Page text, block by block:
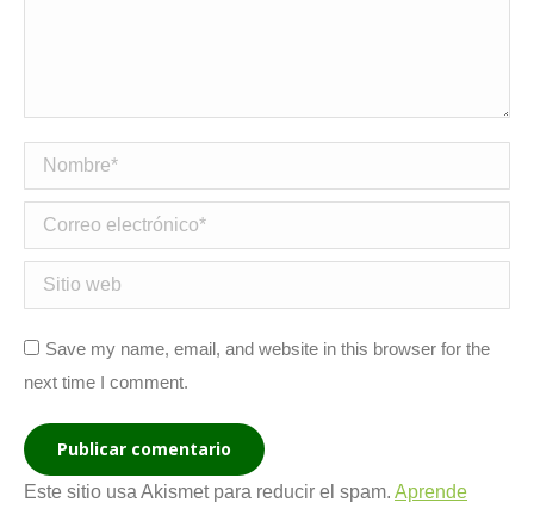
Nombre *
Correo electrónico *
Sitio web
Save my name, email, and website in this browser for the
next time I comment.
Publicar comentario
Este sitio usa Akismet para reducir el spam. Aprende